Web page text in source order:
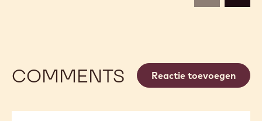
COMMENTS Reactie toevoegen